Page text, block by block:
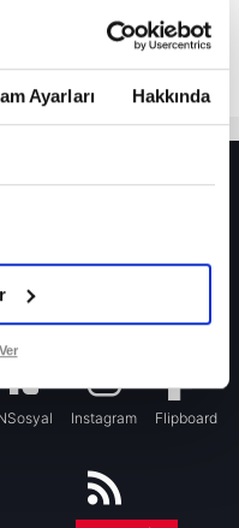
Ayarları Hakkında
arasında gelmişti
için olay sözler!
Instagram Flipboard